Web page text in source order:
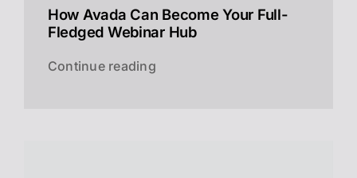
How Avada Can Become Your Full-
Fledged Webinar Hub
Continue reading